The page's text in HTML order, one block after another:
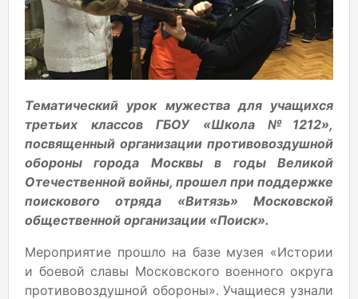
Тематический урок мужества для учащихся
третьих классов ГБОУ «Школа №1212»,
посвященный организации противовоздушной
обороны города Москвы в годы Великой
Отечественной войны, прошел при поддержке
поискового отряда «Витязь» Московской
общественной организации «Поиск».
Мероприятие прошло на базе музея «Истории
и боевой славы Московского военного округа
противовоздушной обороны». Учащиеся узнали